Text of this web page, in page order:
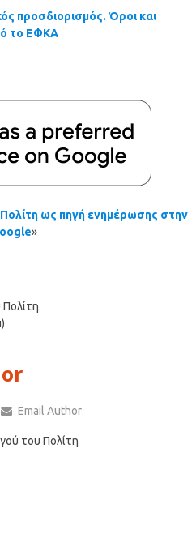
προσδιορισμός. Όροι και
το ΕΦΚΑ
ως πηγή ενημέρωσης στην
»
Email Author
του Πολίτη